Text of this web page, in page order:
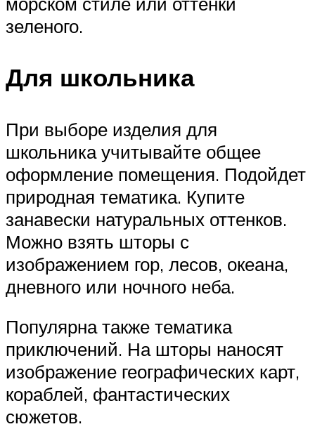
зеленого.
Для школьника
При выборе изделия для
школьника учитывайте общее
оформление помещения. Подойдет
природная тематика. Купите
занавески натуральных оттенков.
Можно взять шторы с
изображением гор, лесов, океана,
дневного или ночного неба.
Популярна также тематика
приключений. На шторы наносят
изображение географических карт,
кораблей, фантастических
сюжетов.